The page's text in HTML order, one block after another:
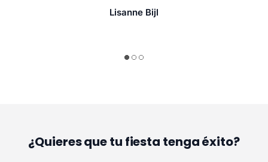
Lisanne Bijl
¿Quieres que tu fiesta tenga éxito?